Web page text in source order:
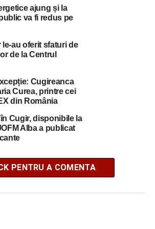
ajung și la
va fi redus pe
au oferit sfaturi de
de la Centrul
Cugireanca
Curea, printre cei
din România
Cugir, disponibile la
Alba a publicat
PENTRU A COMENTA